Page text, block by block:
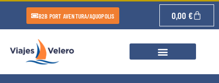
B2B PORT AVENTURA/AQUOPOLIS 0,00 €